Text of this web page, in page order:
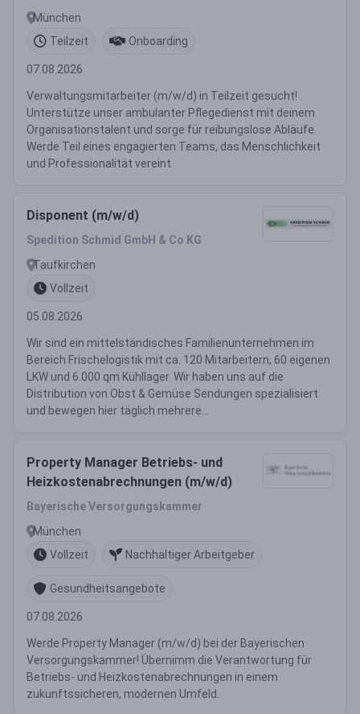
München
Teilzeit
Onboarding
07.08.2026
Verwaltungsmitarbeiter (m/w/d) in Teilzeit gesucht!
Unterstütze unser ambulanter Pflegedienst mit deinem
Organisationstalent und sorge für reibungslose Abläufe.
Werde Teil eines engagierten Teams, das Menschlichkeit
und Professionalität vereint.
Disponent (m/w/d)
Spedition Schmid GmbH & Co KG
Taufkirchen
Vollzeit
05.08.2026
Wir sind ein mittelständisches Familienunternehmen im
Bereich Frischelogistik mit ca. 120 Mitarbeitern, 60 eigenen
LKW und 6.000 qm Kühllager. Wir haben uns auf die
Distribution von Obst & Gemüse Sendungen spezialisiert
und bewegen hier täglich mehrere...
Property Manager Betriebs- und
Heizkostenabrechnungen (m/w/d)
Bayerische Versorgungskammer
München
Vollzeit
Nachhaltiger Arbeitgeber
Gesundheitsangebote
07.08.2026
Werde Property Manager (m/w/d) bei der Bayerischen
Versorgungskammer! Übernimm die Verantwortung für
Betriebs- und Heizkostenabrechnungen in einem
zukunftssicheren, modernen Umfeld.